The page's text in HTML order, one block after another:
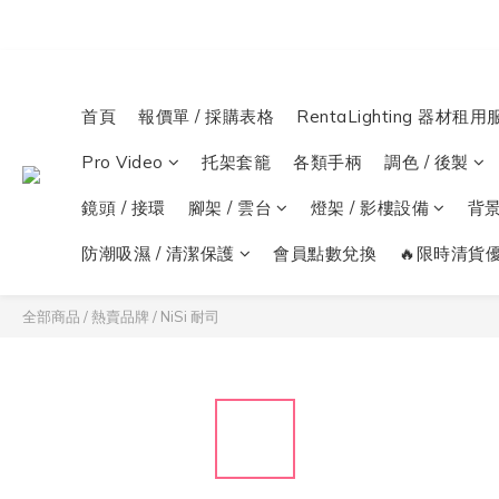
首頁 報價單 / 採購表格 RentaLighting 器材租用
Pro Video 托架套籠 各類手柄 調色 / 後製
鏡頭 / 接環 腳架 / 雲台 燈架 / 影樓設備 背
防潮吸濕 / 清潔保護 會員點數兌換 🔥限時清貨
全部商品 /熱賣品牌 / NiSi 耐司